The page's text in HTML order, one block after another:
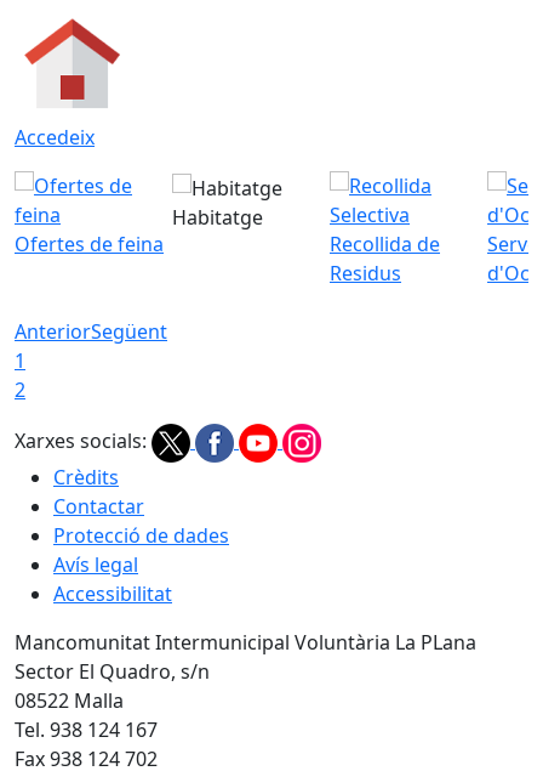
Accedeix
Ofertes de feina
Habitatge
Recollida de
Residus
Servei
AnteriorSegüent
1
2
Xarxes socials:
Crèdits
Contactar
Protecció de dades
Avís legal
Accessibilitat
Mancomunitat Intermunicipal Voluntària La PLana
Sector El Quadro, s/n
08522 Malla
Tel. 938 124 167
Fax 938 124 702